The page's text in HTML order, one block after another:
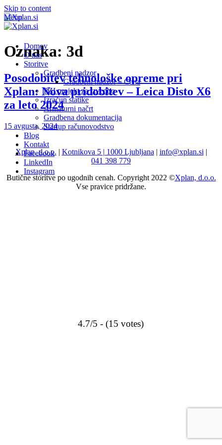
Skip to content
Menu
Domov
O nas
Storitve
Gradbeni nadzor
Gradbeni nadzor – Cena
PZI projekt za izvedbo
Izračun statike
Armaturni načrt
Gradbena dokumentacija
Startup računovodstvo
Blog
Kontakt
Facebook
LinkedIn
Instagram
Oznaka: 3d
Posodobitev tehnološke opreme pri
Xplan: Nova pridobitev – Leica Disto X6
za leto 2024
15 avgusta, 2024
Xplan, d.o.o. | Kotnikova 5 | 1000 Ljubljana | info@xplan.si |
041 398 779
Butične storitve po ugodnih cenah. Copyright 2022 ©Xplan, d.o.o.
Vse pravice pridržane.
4.7/5 - (15 votes)